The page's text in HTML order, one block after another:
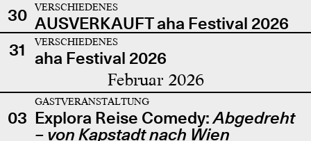
30
VERSCHIEDENES
AUSVERKAUFT aha Festival 2026
31
VERSCHIEDENES
aha Festival 2026
Februar 2026
03
GASTVERANSTALTUNG
Explora Reise Comedy:Abgedreht
– von Kapstadt nach Wien